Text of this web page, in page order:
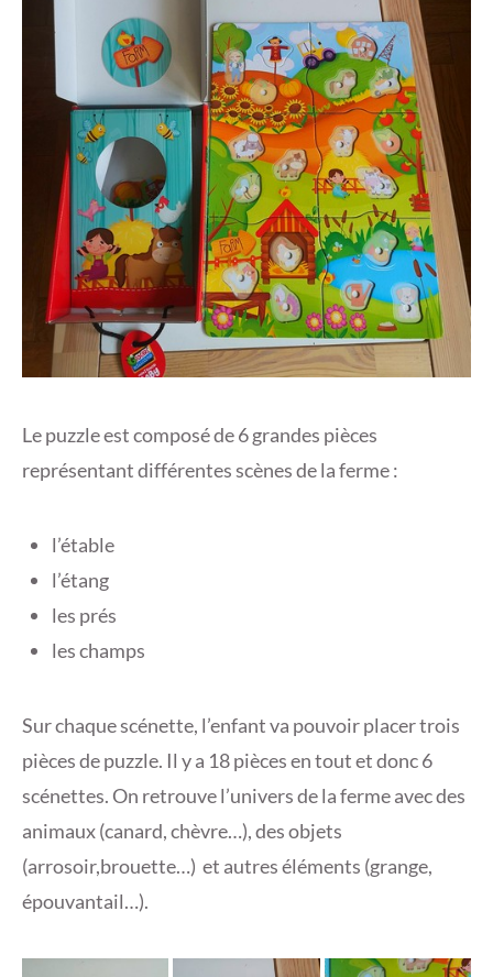
Le puzzle est composé de 6 grandes pièces
représentant différentes scènes de la ferme :
l’étable
l’étang
les prés
les champs
Sur chaque scénette, l’enfant va pouvoir placer trois
pièces de puzzle. Il y a 18 pièces en tout et donc 6
scénettes. On retrouve l’univers de la ferme avec des
animaux (canard, chèvre…), des objets
(arrosoir,brouette…) et autres éléments (grange,
épouvantail…).